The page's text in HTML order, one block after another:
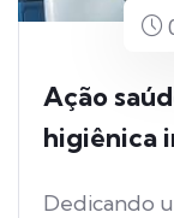
Ação
higiênica
Dedicando